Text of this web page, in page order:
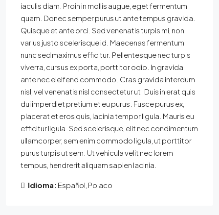
iaculis diam. Proin in mollis augue, eget fermentum
quam. Donec semper purus ut ante tempus gravida.
Quisque et ante orci. Sed venenatis turpis mi, non
varius justo scelerisque id. Maecenas fermentum
nunc sed maximus efficitur. Pellentesque nec turpis
viverra, cursus ex porta, porttitor odio. In gravida
ante nec eleifend commodo. Cras gravida interdum
nisl, vel venenatis nisl consectetur ut. Duis in erat quis
dui imperdiet pretium et eu purus. Fusce purus ex,
placerat et eros quis, lacinia tempor ligula. Mauris eu
efficitur ligula. Sed scelerisque, elit nec condimentum
ullamcorper, sem enim commodo ligula, ut porttitor
purus turpis ut sem. Ut vehicula velit nec lorem
tempus, hendrerit aliquam sapien lacinia.
Idioma: Español, Polaco